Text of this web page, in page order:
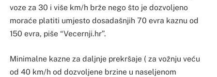
voze za 30 i više km/h brže nego što je dozvoljeno
moraće platiti umjesto dosadašnjih 70 evra kaznu od
150 evra, piše “Vecernji.hr”.
Minimalne kazne za daljnje prekršaje ( za vožnju veću
od 40 km/h od dozvoljene brzine u naseljenom